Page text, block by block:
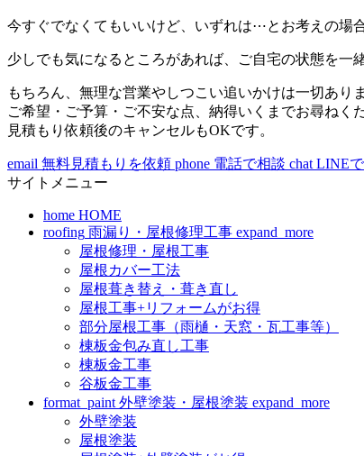
今すぐでなくてもいいけど、いずれは⋯とお考えの場
少しでも気になるところがあれば、ご自宅の状態を一
もちろん、無理な営業やしつこい追いかけは一切あり
ご希望・ご予算・ご不安な点、納得いくまでお尋ねく
見積もり依頼後のキャンセルもOKです。
email 無料見積もりを依頼 phone 電話で相談 chat LINE
サイトメニュー
home HOME
roofing 雨漏り・屋根修理工事 expand_more
屋根修理・屋根工事
屋根カバー工法
屋根葺き替え・葺き直し
屋根工事+リフォームがお得
部分屋根工事（雨樋・天窓・瓦工事等）
棟板金包み直し工事
棟板金工事
谷板金工事
format_paint 外壁塗装・屋根塗装 expand_more
外壁塗装
屋根塗装